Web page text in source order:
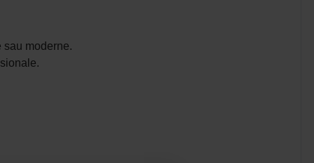
sau moderne.